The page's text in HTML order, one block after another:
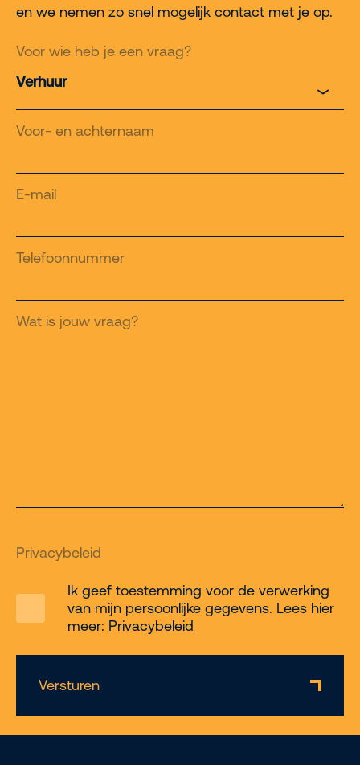
en we nemen zo snel mogelijk contact met je op.
Voor wie heb je een vraag?
Voor- en achternaam
E-mail
Telefoonnummer
Wat is jouw vraag?
Privacybeleid
Ik geef toestemming voor de verwerking
van mijn persoonlijke gegevens. Lees hier
meer: Privacybeleid
Versturen